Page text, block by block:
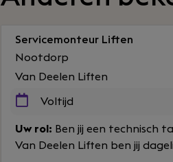
Servicemonteur Liften
Nootdorp
Van Deelen Liften
Voltijd
Uw rol: Ben jij een technisch
Van Deelen Liften ben jij